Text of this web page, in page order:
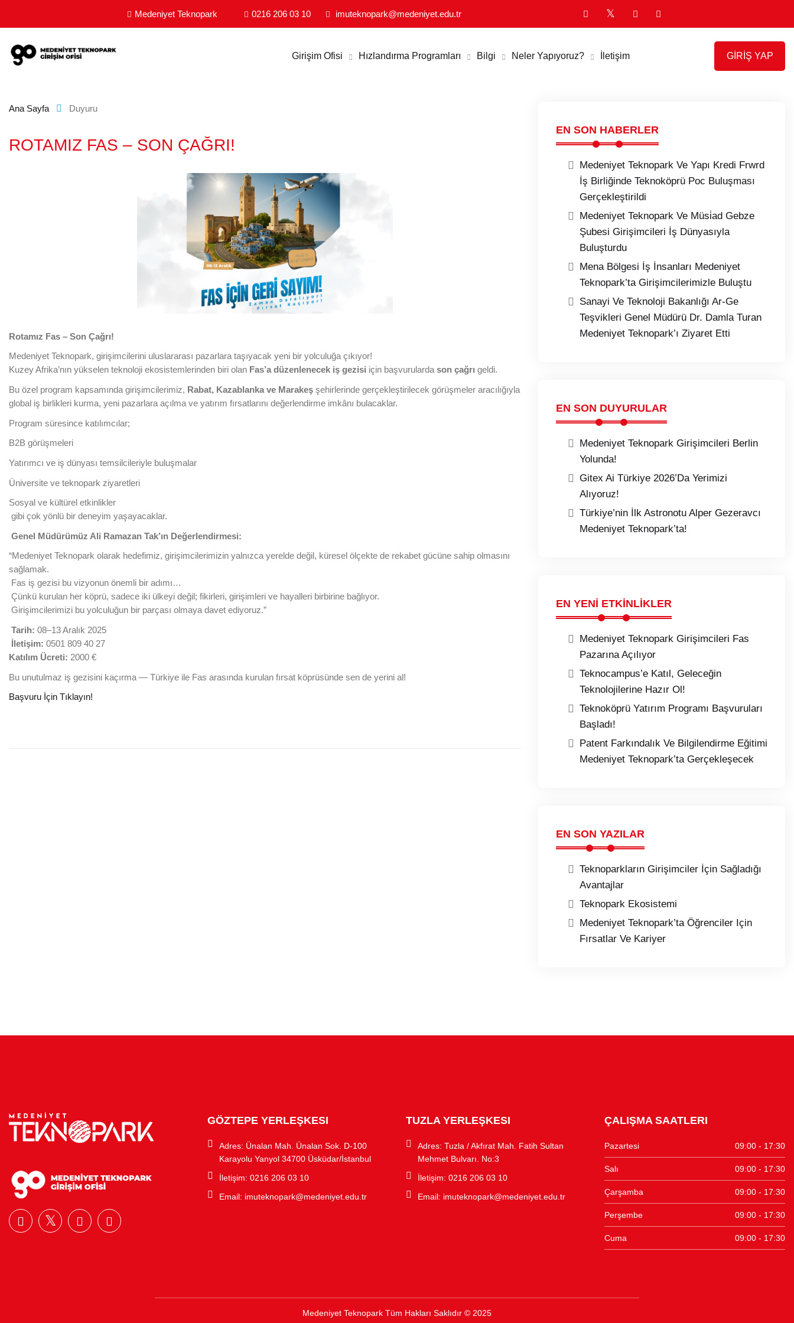
Medeniyet Teknopark 0216 206 03 10 imuteknopark@medeniyet.edu.tr
Girişim Ofisi Hızlandırma Programları Bilgi Neler Yapıyoruz? İletişim GİRİŞ YAP
Ana Sayfa Duyuru
ROTAMIZ FAS – SON ÇAĞRI!
Rotamız Fas – Son Çağrı!
Medeniyet Teknopark, girişimcilerini uluslararası pazarlara taşıyacak yeni bir yolculuğa çıkıyor!
Kuzey Afrika’nın yükselen teknoloji ekosistemlerinden biri olan Fas’a düzenlenecek iş gezisi için başvurulardason çağrı geldi.
Bu özel program kapsamında girişimcilerimiz, Rabat, Kazablanka ve Marakeş şehirlerinde gerçekleştirilecek görüşmeler aracılığıyla
global iş birlikleri kurma, yeni pazarlara açılma ve yatırım fırsatlarını değerlendirme imkânı bulacaklar.
Program süresince katılımcılar;
B2B görüşmeleri
Yatırımcı ve iş dünyası temsilcileriyle buluşmalar
Üniversite ve teknopark ziyaretleri
Sosyal ve kültürel etkinlikler
gibi çok yönlü bir deneyim yaşayacaklar.
Genel Müdürümüz Ali Ramazan Tak’ın Değerlendirmesi:
“Medeniyet Teknopark olarak hedefimiz, girişimcilerimizin yalnızca yerelde değil, küresel ölçekte de rekabet gücüne sahip olmasını
sağlamak.
Fas iş gezisi bu vizyonun önemli bir adımı…
Çünkü kurulan her köprü, sadece iki ülkeyi değil; fikirleri, girişimleri ve hayalleri birbirine bağlıyor.
Girişimcilerimizi bu yolculuğun bir parçası olmaya davet ediyoruz.”
Tarih: 08–13 Aralık 2025
İletişim: 0501 809 40 27
Katılım Ücreti: 2000 €
Bu unutulmaz iş gezisini kaçırma — Türkiye ile Fas arasında kurulan fırsat köprüsünde sen de yerini al!
Başvuru İçin Tıklayın!
EN SON HABERLER
Medeniyet Teknopark Ve Yapı Kredi Frwrd
İş Birliğinde Teknoköprü Poc Buluşması
Gerçekleştirildi
Medeniyet Teknopark Ve Müsi̇ad Gebze
Şubesi Girişimcileri İş Dünyasıyla
Buluşturdu
Mena Bölgesi İş İnsanları Medeniyet
Teknopark’ta Girişimcilerimizle Buluştu
Sanayi Ve Teknoloji Bakanlığı Ar-Ge
Teşvikleri Genel Müdürü Dr. Damla Turan
Medeniyet Teknopark’ı Ziyaret Etti
EN SON DUYURULAR
Medeniyet Teknopark Girişimcileri Berlin
Yolunda!
Gitex Ai Türkiye 2026’Da Yerimizi
Alıyoruz!
Türkiye’nin İlk Astronotu Alper Gezeravcı
Medeniyet Teknopark’ta!
EN YENİ ETKİNLİKLER
Medeniyet Teknopark Girişimcileri Fas
Pazarına Açılıyor
Teknocampus’e Katıl, Geleceğin
Teknolojilerine Hazır Ol!
Teknoköprü Yatırım Programı Başvuruları
Başladı!
Patent Farkındalık Ve Bilgilendirme Eğitimi
Medeniyet Teknopark’ta Gerçekleşecek
EN SON YAZILAR
Teknoparkların Girişimciler İçin Sağladığı
Avantajlar
Teknopark Ekosistemi
Medeniyet Teknopark’ta Öğrenciler Için
Fırsatlar Ve Kariyer
GÖZTEPE YERLEŞKESI
Adres: Ünalan Mah. Ünalan Sok. D-100
Karayolu Yanyol 34700 Üsküdar/İstanbul
İletişim: 0216 206 03 10
Email: imuteknopark@medeniyet.edu.tr
TUZLA YERLEŞKESI
Adres: Tuzla / Akfırat Mah. Fatih Sultan
Mehmet Bulvarı. No:3
İletişim: 0216 206 03 10
Email: imuteknopark@medeniyet.edu.tr
ÇALIŞMA SAATLERI
Pazartesi 09:00 - 17:30
Salı 09:00 - 17:30
Çarşamba 09:00 - 17:30
Perşembe 09:00 - 17:30
Cuma 09:00 - 17:30
Medeniyet Teknopark Tüm Hakları Saklıdır © 2025